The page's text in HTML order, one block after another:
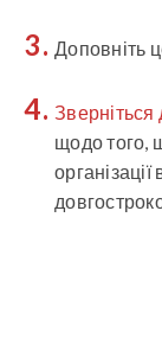
Доповніть
Зверніться
щодо того,